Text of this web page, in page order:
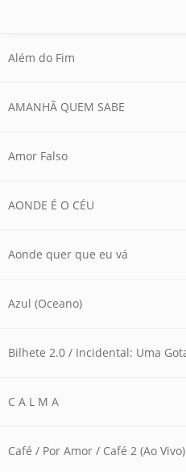
Além do Fim
AMANHÃ QUEM SABE
Amor Falso
AONDE É O CÉU
Aonde quer que eu vá
Azul (Oceano)
C A L M A
Café / Por Amor / Café 2 (Ao Vivo)